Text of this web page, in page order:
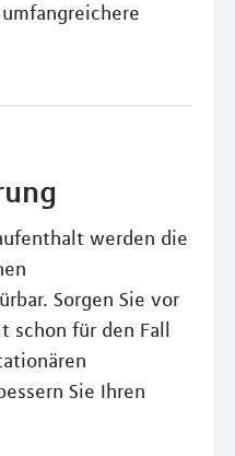
werden die
Sorgen Sie vor
für den Fall
Sie Ihren